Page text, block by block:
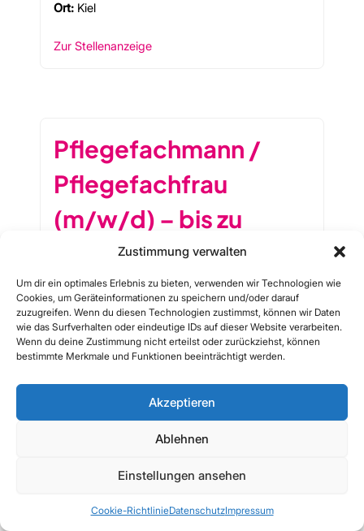
Zustimmung verwalten
Um dir ein optimales Erlebnis zu bieten, verwenden wir Technologien wie
Cookies, um Geräteinformationen zu speichern und/oder darauf
zuzugreifen. Wenn du diesen Technologien zustimmst, können wir Daten
wie das Surfverhalten oder eindeutige IDs auf dieser Website verarbeiten.
Wenn du deine Zustimmung nicht erteilst oder zurückziehst, können
bestimmte Merkmale und Funktionen beeinträchtigt werden.
Akzeptieren
Ablehnen
Einstellungen ansehen
Cookie-RichtlinieDatenschutzImpressum
Ort: Kiel
Zur Stellenanzeige
Pflegefachmann /
Pflegefachfrau
(m/w/d) – bis zu
68.000€
Jahresgehalt möglich
Ort: Halle (Saale)
Zur Stellenanzeige